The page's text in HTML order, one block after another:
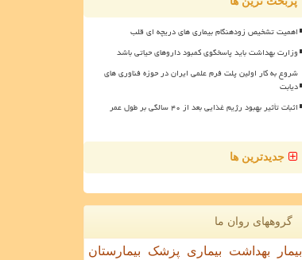
اهمیت تشخیص زودهنگام بیماری های دریچه ای قلب
وزارت بهداشت باید پاسخگوی کمبود داروهای حیاتی باشد
شروع به کار اولین پلت فرم علمی ایران در حوزه فناوری های
دیابت
اثبات تأثیر بهبود رژیم غذایی بعد از ۴۰ سالگی بر طول عمر
جدیدترین ها
گروههای روان ما
بیمار بهداشت بیماری پزشک
بیمارستان